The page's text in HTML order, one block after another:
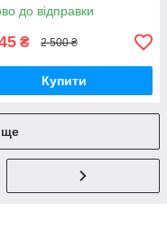
до відправки
₴ 2 500 ₴
Купити
ще